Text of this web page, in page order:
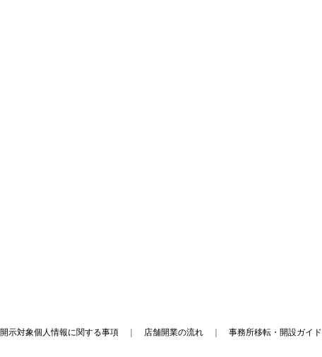
開示対象個人情報に関する事項 店舗開業の流れ 事務所移転・開設ガイド